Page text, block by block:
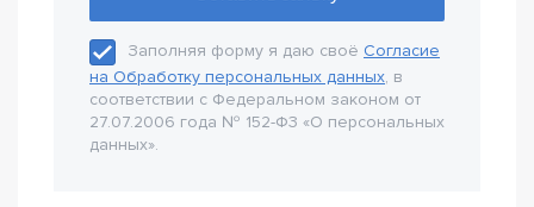
Заполняя форму я даю своё Согласие
на Обработку персональных данных, в
соответствии с Федеральном законом от
27.07.2006 года № 152-Ф3 «О персональных
данных».